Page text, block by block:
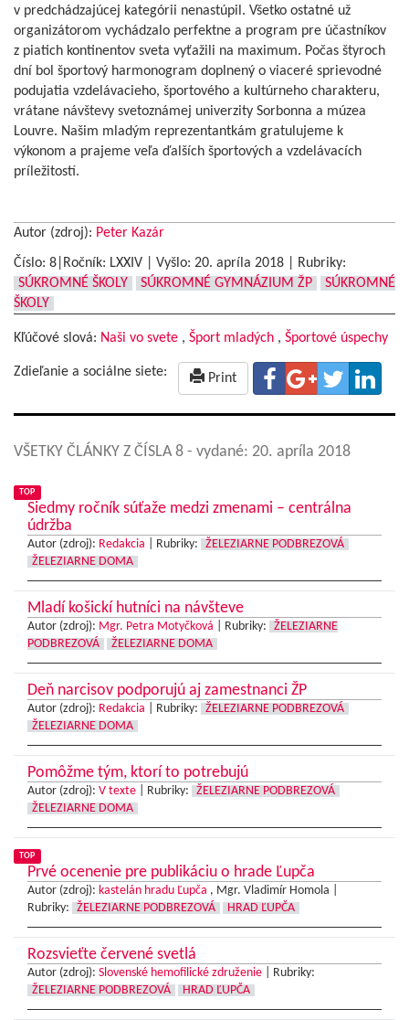
v predchádzajúcej kategórii nenastúpil. Všetko ostatné už
organizátorom vychádzalo perfektne a program pre účastníkov
z piatich kontinentov sveta vyťažili na maximum. Počas štyroch
dní bol športový harmonogram doplnený o viaceré sprievodné
podujatia vzdelávacieho, športového a kultúrneho charakteru,
vrátane návštevy svetoznámej univerzity Sorbonna a múzea
Louvre. Našim mladým reprezentantkám gratulujeme k
výkonom a prajeme veľa ďalších športových a vzdelávacích
príležitostí.
Autor (zdroj): Peter Kazár
Číslo: 8|Ročník: LXXIV | Vyšlo: 20. apríla 2018
Rubriky:
SÚKROMNÉ ŠKOLY
SÚKROMNÉ GYMNÁZIUM ŽP
SÚKROMNÉ
ŠKOLY
Kľúčové slová: Naši vo svete , Šport mladých , Športové úspechy
Zdieľanie a sociálne siete: Print
VŠETKY ČLÁNKY Z ČÍSLA 8 - vydané: 20. apríla 2018
TOP
Siedmy ročník súťaže medzi zmenami – centrálna
údržba
Autor (zdroj): Redakcia Rubriky:
ŽELEZIARNE PODBREZOVÁ
ŽELEZIARNE DOMA
Mladí košickí hutníci na návšteve
Autor (zdroj): Mgr. Petra Motyčková Rubriky:
ŽELEZIARNE
PODBREZOVÁ
ŽELEZIARNE DOMA
Deň narcisov podporujú aj zamestnanci ŽP
Autor (zdroj): Redakcia Rubriky:
ŽELEZIARNE PODBREZOVÁ
ŽELEZIARNE DOMA
Pomôžme tým, ktorí to potrebujú
Autor (zdroj): V texte Rubriky:
ŽELEZIARNE PODBREZOVÁ
ŽELEZIARNE DOMA
TOP
Prvé ocenenie pre publikáciu o hrade Ľupča
Autor (zdroj): kastelán hradu Ľupča , Mgr. Vladimír Homola |
Rubriky:
ŽELEZIARNE PODBREZOVÁ HRAD ĽUPČA
Rozsvieťte červené svetlá
Autor (zdroj): Slovenské hemofilické združenie
Rubriky:
ŽELEZIARNE PODBREZOVÁ
HRAD ĽUPČA